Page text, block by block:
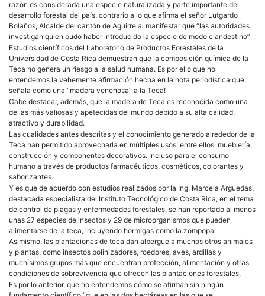
razón es considerada una especie naturalizada y parte importante del
desarrollo forestal del país, contrario a lo que afirma el señor Lutgardo
Bolaños, Alcalde del cantón de Aguirre al manifestar que “las autoridades
investigan quien pudo haber introducido la especie de modo clandestino”
Estudios científicos del Laboratorio de Productos Forestales de la
Universidad de Costa Rica demuestran que la composición química de la
Teca no genera un riesgo a la salud humana. Es por ello que no
entendemos la vehemente afirmación hecha en la nota periodística que
señala como una “madera venenosa” a la Teca!
Cabe destacar, además, que la madera de Teca es reconocida como una
de las más valiosas y apetecidas del mundo debido a su alta calidad,
atractivo y durabilidad.
Las cualidades antes descritas y el conocimiento generado alrededor de la
Teca han permitido aprovecharla en múltiples usos, entre ellos: mueblería,
construcción y componentes decorativos. Incluso para el consumo
humano a través de productos farmacéuticos, cosméticos, colorantes y
saborizantes.
Y es que de acuerdo con estudios realizados por la Ing. Marcela Arguedas,
destacada especialista del Instituto Tecnológico de Costa Rica, en el tema
de control de plagas y enfermedades forestales, se han reportado al menos
unas 27 especies de insectos y 29 de microorganismos que pueden
alimentarse de la teca, incluyendo hormigas como la zompopa.
Asimismo, las plantaciones de teca dan albergue a muchos otros animales
y plantas, como insectos polinizadores, roedores, aves, ardillas y
muchísimos grupos más que encuentran protección, alimentación y otras
condiciones de sobrevivencia que ofrecen las plantaciones forestales.
Es por lo anterior, que no entendemos cómo se afirman sin ningún